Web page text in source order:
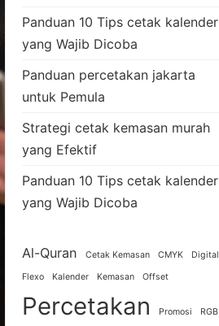
Panduan 10 Tips cetak kalender
yang Wajib Dicoba
Panduan percetakan jakarta
untuk Pemula
Strategi cetak kemasan murah
yang Efektif
Panduan 10 Tips cetak kalender
yang Wajib Dicoba
Al-Quran Cetak Kemasan CMYK Digital
Flexo Kalender Kemasan Offset
Percetakan Promosi RGB